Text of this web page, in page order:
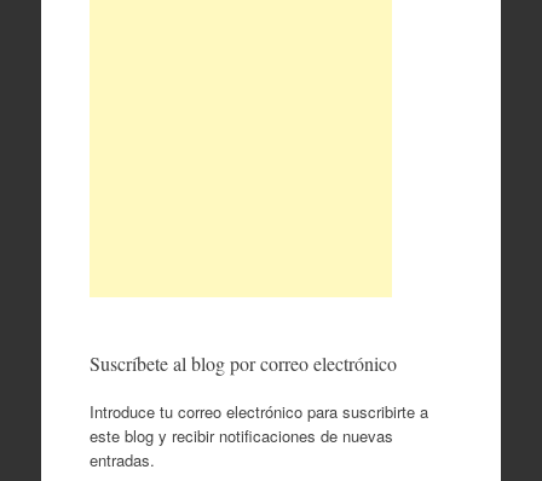
Suscríbete al blog por correo electrónico
Introduce tu correo electrónico para suscribirte a
este blog y recibir notificaciones de nuevas
entradas.